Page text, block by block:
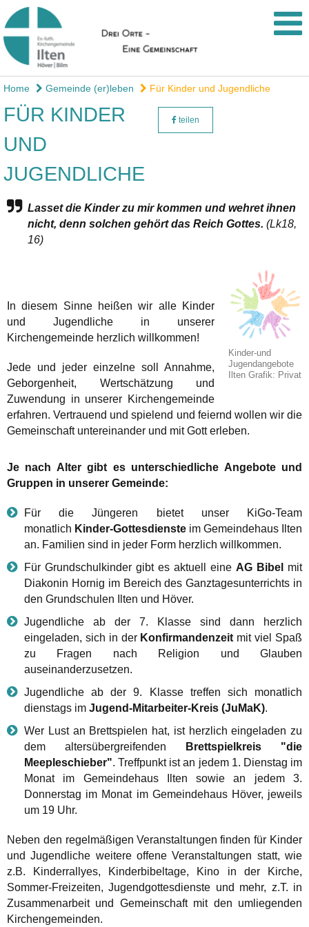
Home Gemeinde (er)leben Für Kinder und Jugendliche
FÜR KINDER
UND
JUGENDLICHE
teilen
Lasset die Kinder zu mir kommen und wehret ihnen
nicht, denn solchen gehört das Reich Gottes. (Lk18,
16)
Kinder-und
Jugendangebote
Ilten Grafik: Privat
In diesem Sinne heißen wir alle Kinder
und Jugendliche in unserer
Kirchengemeinde herzlich willkommen!
Jede und jeder einzelne soll Annahme,
Geborgenheit, Wertschätzung und
Zuwendung in unserer Kirchengemeinde
erfahren. Vertrauend und spielend und feiernd wollen wir die
Gemeinschaft untereinander und mit Gott erleben.
Je nach Alter gibt es unterschiedliche Angebote und
Gruppen in unserer Gemeinde:
Für die Jüngeren bietet unser KiGo-Team
monatlich Kinder-Gottesdienste im Gemeindehaus Ilten
an. Familien sind in jeder Form herzlich willkommen.
Für Grundschulkinder gibt es aktuell eine AG Bibel
mit
Diakonin Hornig im Bereich des Ganztagesunterrichts in
den Grundschulen Ilten und Höver.
Jugendliche ab der 7. Klasse sind dann herzlich
eingeladen, sich in der Konfirmandenzeit mit viel Spaß
zu Fragen nach Religion und Glauben
auseinanderzusetzen.
Jugendliche ab der 9. Klasse treffen sich monatlich
dienstags im Jugend-Mitarbeiter-Kreis (JuMaK).
Wer Lust an Brettspielen hat, ist herzlich eingeladen zu
dem altersübergreifenden
Brettspielkreis "die
Meepleschieber". Treffpunkt ist an jedem 1. Dienstag im
Monat im Gemeindehaus Ilten sowie an jedem 3.
Donnerstag im Monat im Gemeindehaus Höver, jeweils
um 19 Uhr.
Neben den regelmäßigen Veranstaltungen finden für Kinder
und Jugendliche weitere offene Veranstaltungen statt, wie
z.B. Kinderrallyes, Kinderbibeltage, Kino in der Kirche,
Sommer-Freizeiten, Jugendgottesdienste und mehr, z.T. in
Zusammenarbeit und Gemeinschaft mit den umliegenden
Kirchengemeinden.